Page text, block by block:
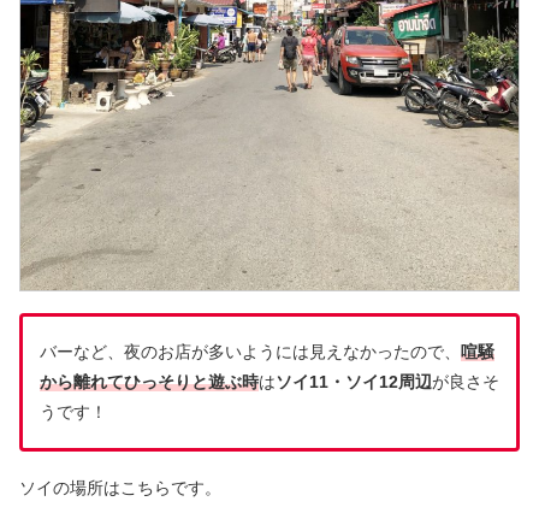
バーなど、夜のお店が多いようには見えなかったので、 喧騒
から離れてひっそりと遊ぶ時はソイ11・ソイ12周辺が良さそ
うです！
ソイの場所はこちらです。